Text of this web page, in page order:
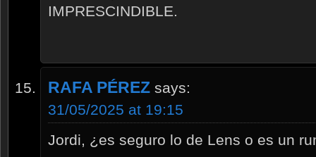
IMPRESCINDIBLE.
RAFA PÉREZ says:
31/05/2025 at 19:15
Jordi, ¿es seguro lo de Lens o es un